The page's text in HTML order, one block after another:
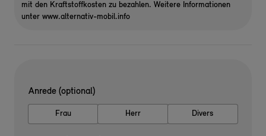
mit den Kraftstoffkosten zu bezahlen. Weitere Informationen
unter www.alternativ-mobil.info
Anrede (optional)
Frau Herr Divers